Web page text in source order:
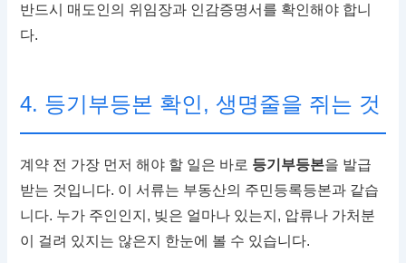
반드시 매도인의 위임장과 인감증명서를 확인해야 합니
다.
4. 등기부등본 확인, 생명줄을 쥐는 것
계약 전 가장 먼저 해야 할 일은 바로 등기부등본을 발급
받는 것입니다. 이 서류는 부동산의 주민등록등본과 같습
니다. 누가 주인인지, 빚은 얼마나 있는지, 압류나 가처분
이 걸려 있지는 않은지 한눈에 볼 수 있습니다.